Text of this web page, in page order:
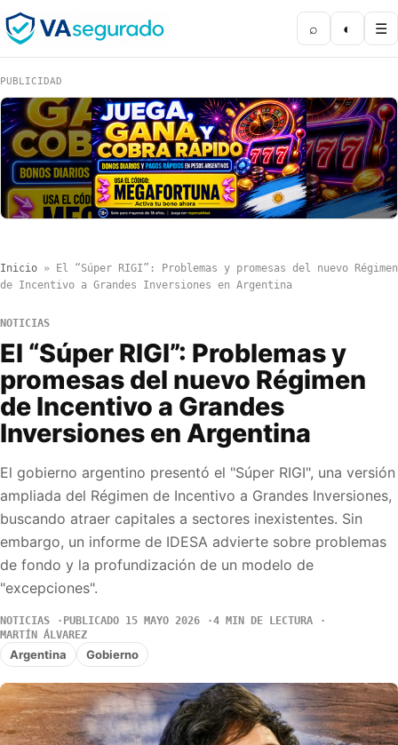
⌕ ◐ ☰
PUBLICIDAD
Inicio »
El “Súper RIGI”: Problemas y promesas del nuevo Régimen
de Incentivo a Grandes Inversiones en Argentina
NOTICIAS
El “Súper RIGI”: Problemas y
promesas del nuevo Régimen
de Incentivo a Grandes
Inversiones en Argentina
El gobierno argentino presentó el "Súper RIGI", una versión
ampliada del Régimen de Incentivo a Grandes Inversiones,
buscando atraer capitales a sectores inexistentes. Sin
embargo, un informe de IDESA advierte sobre problemas
de fondo y la profundización de un modelo de
"excepciones".
NOTICIAS PUBLICADO 15 MAYO 2026
4 MIN DE LECTURA
MARTÍN ÁLVAREZ
Argentina Gobierno